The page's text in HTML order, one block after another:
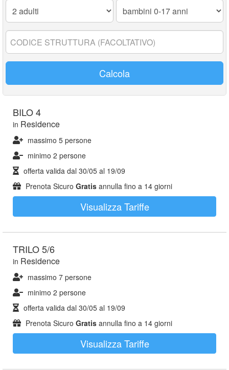
Adulti:
Bambini
17
Codice
struttura:
Calcola
BILO 4
in Residence
massimo 5 persone
minimo 2 persone
offerta valida dal 30/05 al 19/09
Prenota Sicuro Gratis annulla fino a 14 giorni
Visualizza Tariffe
TRILO 5/6
in Residence
massimo 7 persone
minimo 2 persone
offerta valida dal 30/05 al 19/09
Prenota Sicuro Gratis annulla fino a 14 giorni
Visualizza Tariffe